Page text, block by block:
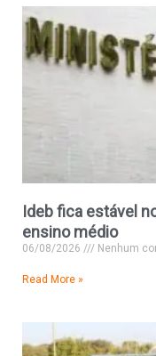
Ideb fica estável
ensino médio
06/08/2026 Nenhum
Read More »